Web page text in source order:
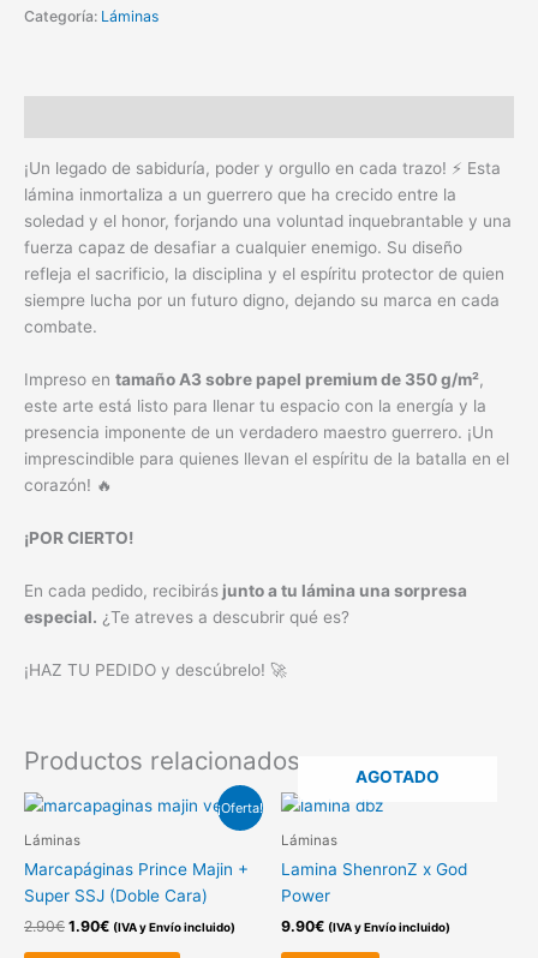
Categoría: Láminas
¡Un legado de sabiduría, poder y orgullo en cada trazo! ⚡️ Esta
lámina inmortaliza a un guerrero que ha crecido entre la
soledad y el honor, forjando una voluntad inquebrantable y una
fuerza capaz de desafiar a cualquier enemigo. Su diseño
refleja el sacrificio, la disciplina y el espíritu protector de quien
siempre lucha por un futuro digno, dejando su marca en cada
combate.
Impreso en tamaño A3 sobre papel premium de 350 g/m²,
este arte está listo para llenar tu espacio con la energía y la
presencia imponente de un verdadero maestro guerrero. ¡Un
imprescindible para quienes llevan el espíritu de la batalla en el
corazón! 🔥
¡POR CIERTO!
En cada pedido, recibirás junto a tu lámina una sorpresa
especial. ¿Te atreves a descubrir qué es?
¡HAZ TU PEDIDO y descúbrelo! 🚀
Productos relacionados
¡Oferta!
Láminas
Marcapáginas Prince Majin +
Super SSJ (Doble Cara)
2.90€
El
precio
original
2.90€.
1.90€
El
precio
1.90€.
(IVA y Envío incluido)
AGOTADO
Láminas
Lamina ShenronZ x God
Power
9.90€ (IVA y Envío incluido)